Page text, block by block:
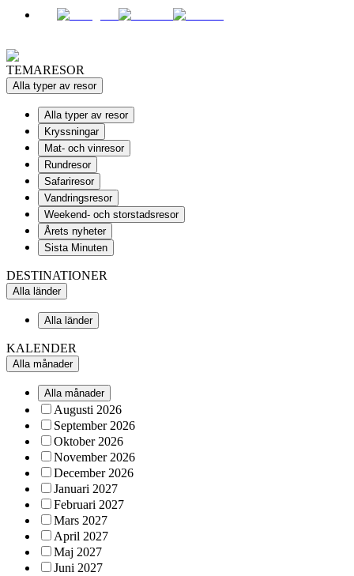
TEMARESOR
Alla typer av resor
Alla typer av resor
Kryssningar
Mat- och vinresor
Rundresor
Safariresor
Vandringsresor
Weekend- och storstadsresor
Årets nyheter
Sista Minuten
DESTINATIONER
Alla länder
Alla länder
KALENDER
Alla månader
Alla månader
Augusti 2026
September 2026
Oktober 2026
November 2026
December 2026
Januari 2027
Februari 2027
Mars 2027
April 2027
Maj 2027
Juni 2027